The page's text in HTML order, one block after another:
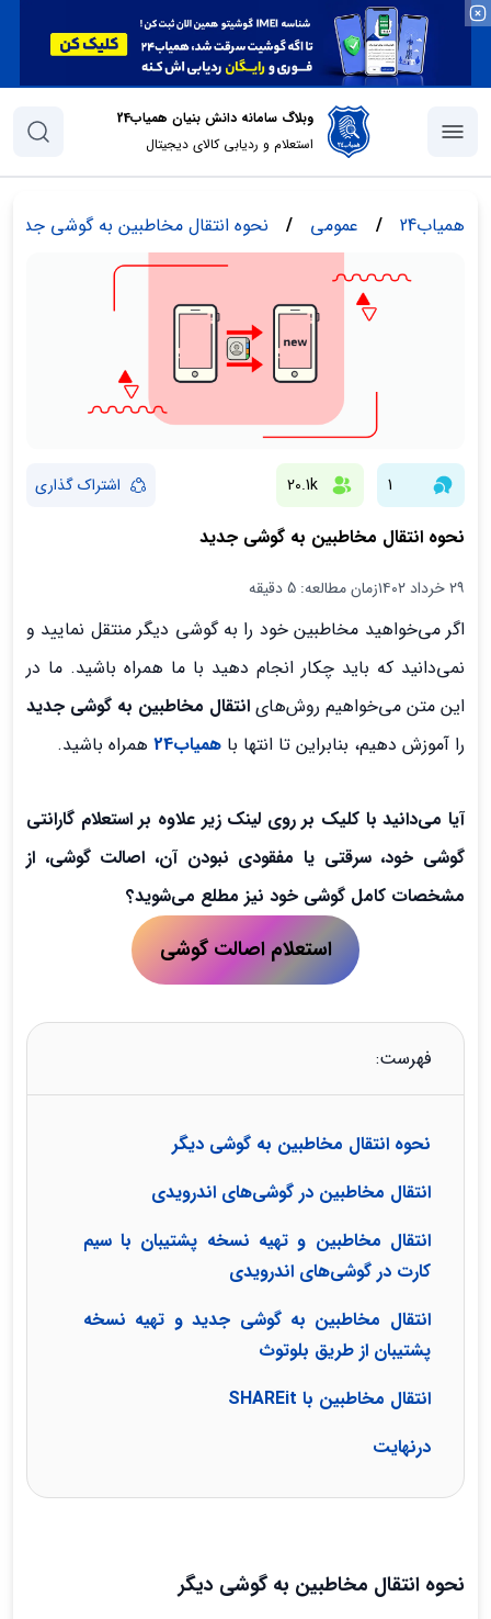
وبلاگ سامانه دانش بنیان همیاب24
استعلام و ردیابی کالای دیجیتال
همیاب24 / عمومی / نحوه انتقال مخاطبین به گوشی جدید
1
20.1k اشتراک گذاری
نحوه انتقال مخاطبین به گوشی جدید
۲۹ خرداد ۱۴۰۲ زمان مطالعه: 5 دقیقه
اگر می‌خواهید مخاطبین خود را به گوشی دیگر منتقل نمایید و
نمی‌دانید که باید چکار انجام دهید با ما همراه باشید. ما در
این متن می‌خواهیم روش‌های انتقال مخاطبین به گوشی جدید
را آموزش دهیم، بنابراین تا انتها با همیاب24 همراه باشید.
آیا می‌دانید با کلیک بر روی لینک زیر علاوه بر استعلام گارانتی
گوشی خود، سرقتی یا مفقودی نبودن آن، اصالت گوشی، از
مشخصات کامل گوشی خود نیز مطلع می‌شوید؟
استعلام اصالت گوشی
فهرست:
نحوه انتقال مخاطبین به گوشی دیگر
انتقال مخاطبین در گوشی‌های اندرویدی
انتقال مخاطبین و تهیه نسخه پشتیبان با سیم
کارت در گوشی‌های اندرویدی
انتقال مخاطبین به گوشی جدید و تهیه نسخه
پشتیبان از طریق بلوتوث
انتقال مخاطبین با SHAREit
درنهایت
نحوه انتقال مخاطبین به گوشی دیگر